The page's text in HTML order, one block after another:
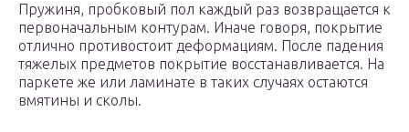
Пружиня, пробковый пол каждый раз возвращается к
первоначальным контурам. Иначе говоря, покрытие
отлично противостоит деформациям. После падения
тяжелых предметов покрытие восстанавливается. На
паркете же или ламинате в таких случаях остаются
вмятины и сколы.